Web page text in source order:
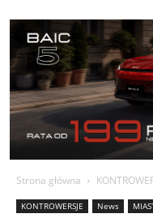
Strona główna
KONTROWERSJE News